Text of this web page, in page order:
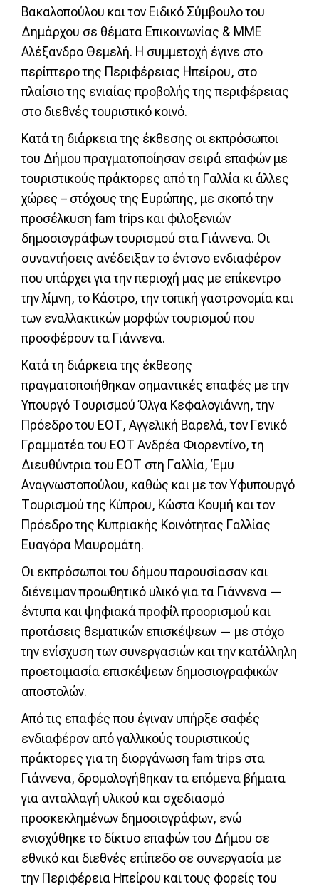
Βακαλοπούλου και τον Ειδικό Σύμβουλο του
Δημάρχου σε θέματα Επικοινωνίας & ΜΜΕ
Αλέξανδρο Θεμελή. Η συμμετοχή έγινε στο
περίπτερο της Περιφέρειας Ηπείρου, στο
πλαίσιο της ενιαίας προβολής της περιφέρειας
στο διεθνές τουριστικό κοινό.
Κατά τη διάρκεια της έκθεσης οι εκπρόσωποι
του Δήμου πραγματοποίησαν σειρά επαφών με
τουριστικούς πράκτορες από τη Γαλλία κι άλλες
χώρες – στόχους της Ευρώπης, με σκοπό την
προσέλκυση fam trips και φιλοξενιών
δημοσιογράφων τουρισμού στα Γιάννενα. Οι
συναντήσεις ανέδειξαν το έντονο ενδιαφέρον
που υπάρχει για την περιοχή μας με επίκεντρο
την λίμνη, το Κάστρο, την τοπική γαστρονομία και
των εναλλακτικών μορφών τουρισμού που
προσφέρουν τα Γιάννενα.
Κατά τη διάρκεια της έκθεσης
πραγματοποιήθηκαν σημαντικές επαφές με την
Υπουργό Τουρισμού Όλγα Κεφαλογιάννη, την
Πρόεδρο του ΕΟΤ, Αγγελική Βαρελά, τον Γενικό
Γραμματέα του ΕΟΤ Ανδρέα Φιορεντίνο, τη
Διευθύντρια του ΕΟΤ στη Γαλλία, Έμυ
Αναγνωστοπούλου, καθώς και με τον Υφυπουργό
Τουρισμού της Κύπρου, Κώστα Κουμή και τον
Πρόεδρο της Κυπριακής Κοινότητας Γαλλίας
Ευαγόρα Μαυρομάτη.
Οι εκπρόσωποι του δήμου παρουσίασαν και
διένειμαν προωθητικό υλικό για τα Γιάννενα —
έντυπα και ψηφιακά προφίλ προορισμού και
προτάσεις θεματικών επισκέψεων — με στόχο
την ενίσχυση των συνεργασιών και την κατάλληλη
προετοιμασία επισκέψεων δημοσιογραφικών
αποστολών.
Από τις επαφές που έγιναν υπήρξε σαφές
ενδιαφέρον από γαλλικούς τουριστικούς
πράκτορες για τη διοργάνωση fam trips στα
Γιάννενα, δρομολογήθηκαν τα επόμενα βήματα
για ανταλλαγή υλικού και σχεδιασμό
προσκεκλημένων δημοσιογράφων, ενώ
ενισχύθηκε το δίκτυο επαφών του Δήμου σε
εθνικό και διεθνές επίπεδο σε συνεργασία με
την Περιφέρεια Ηπείρου και τους φορείς του